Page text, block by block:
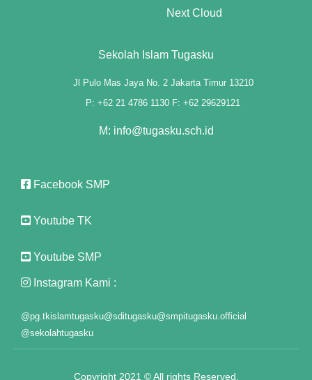
giriş
Next Cloud
Sekolah Islam Tugasku
Jl Pulo Mas Jaya No. 2 Jakarta Timur 13210
P: +62 21 4786 1130 F: +62 29629121
M: info@tugasku.sch.id
Facebook SMP
Youtube TK
Youtube SMP
Instagram Kami :
@pg.tkislamtugasku@sditugasku@smpitugasku.official
@sekolahtugasku
Copyright 2021 © All rights Reserved.